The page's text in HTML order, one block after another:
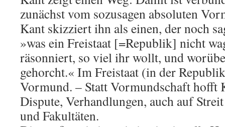
zunächst vom sozusagen absoluten
Kant skizziert ihn als einen, der noch
»was ein Freistaat [=Republik] nicht
räsonniert, so viel ihr wollt, und
gehorcht.« Im Freistaat (in der
Vormund. – Statt Vormundschaft hofft
Dispute, Verhandlungen, auch auf
und Fakultäten.